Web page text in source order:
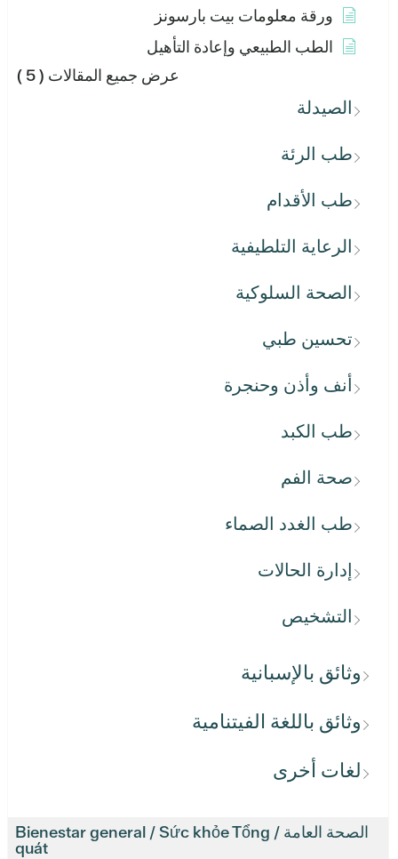
ورقة معلومات بيت بارسونز
الطب الطبيعي وإعادة التأهيل
عرض جميع المقالات ( 5 )
الصيدلة
طب الرئة
طب الأقدام
الرعاية التلطيفية
الصحة السلوكية
تحسين طبي
أنف وأذن وحنجرة
طب الكبد
صحة الفم
طب الغدد الصماء
إدارة الحالات
التشخيص
وثائق بالإسبانية
وثائق باللغة الفيتنامية
لغات أخرى
الصحة العامة / Bienestar general / Sức khỏe Tổng
quát